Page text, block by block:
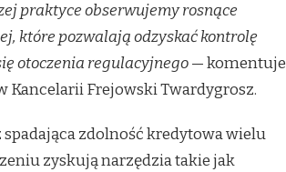
praktyce obserwujemy rosnące
które pozwalają odzyskać kontrolę
otoczenia regulacyjnego— komentuje
Kancelarii Frejowski Twardygrosz.
zdolność kredytowa wielu
zyskują narzędzia takie jak